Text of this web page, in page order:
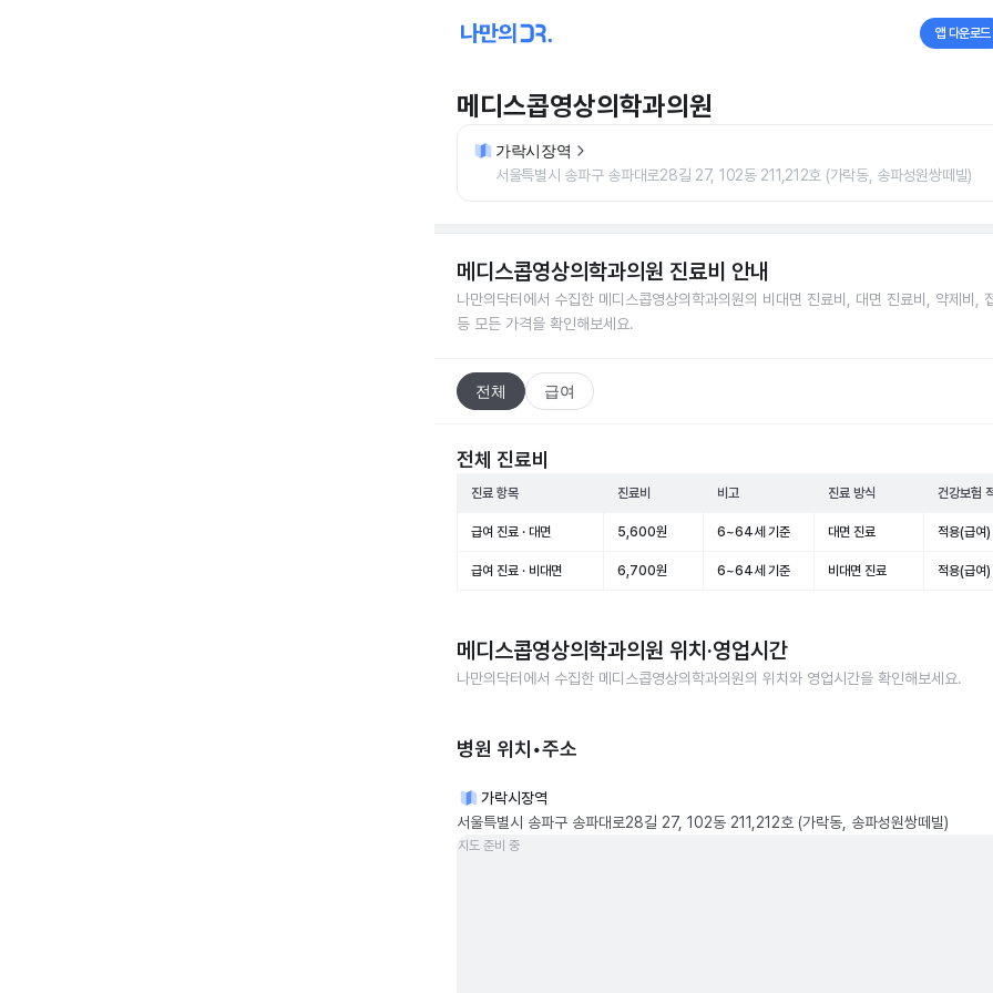
앱 다운로드
메디스콥영상의학과의원
가락시장역
서울특별시 송파구 송파대로28길 27, 102동 211,212호 (가락동, 송파성원쌍떼빌)
메디스콥영상의학과의원 진료비 안내
나만의닥터에서 수집한 메디스콥영상의학과의원의 비대면 진료비, 대면 진료비, 약제비,
등 모든 가격을 확인해보세요.
전체 급여
전체 진료비
진료 항목 진료비 비고 진료 방식 건강보험
급여 진료 · 대면 5,600원 6~64세 기준 대면 진료 적용(급여)
급여 진료 · 비대면 6,700원 6~64세 기준 비대면 진료 적용(급여)
메디스콥영상의학과의원 위치·영업시간
나만의닥터에서 수집한 메디스콥영상의학과의원의 위치와 영업시간을 확인해보세요.
병원 위치•주소
가락시장역
서울특별시 송파구 송파대로28길 27, 102동 211,212호 (가락동, 송파성원쌍떼빌)
지도 준비 중